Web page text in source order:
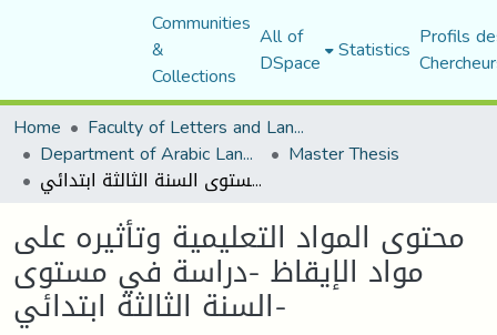
Communities
&
Collections
All of
DSpace Statistics Profils
Home
Faculty of Letters and Languages
Department of Arabic Language and Literature Master Thesis
محتوى المواد التعليمية وتأثيره على مواد الإيقاظ -دراسة في مستوى السنة الثالثة ابتدائي-
محتوى المواد التعليمية وتأثيره على
مواد الإيقاظ -دراسة في مستوى
السنة الثالثة ابتدائي-